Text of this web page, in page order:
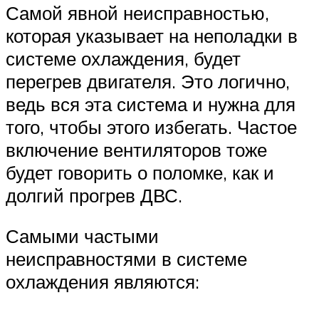
Самой явной неисправностью,
которая указывает на неполадки в
системе охлаждения, будет
перегрев двигателя. Это логично,
ведь вся эта система и нужна для
того, чтобы этого избегать. Частое
включение вентиляторов тоже
будет говорить о поломке, как и
долгий прогрев ДВС.
Самыми частыми
неисправностями в системе
охлаждения являются: